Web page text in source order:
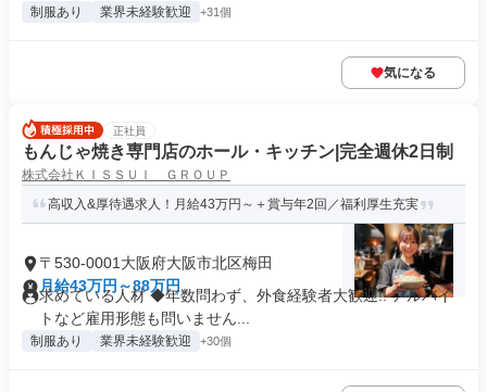
制服あり 業界未経験歓迎 +31個
気になる
正社員
もんじゃ焼き専門店のホール・キッチン|完全週休2日制
株式会社ＫＩＳＳＵＩ ＧＲＯＵＰ
高収入&厚待遇求人！月給43万円～＋賞与年2回／福利厚生充実
〒530-0001大阪府大阪市北区梅田
月給43万円～88万円
求めている人材 ◆年数問わず、外食経験者大歓迎!! アルバイ
トなど雇用形態も問いません...
制服あり 業界未経験歓迎 +30個